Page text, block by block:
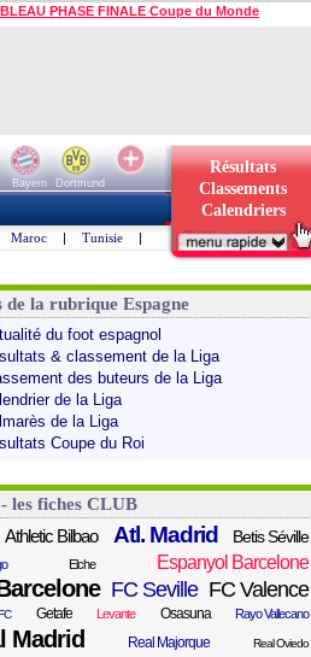
PHASE FINALE Coupe du Monde
Bayern
Dortmund
Résultats
Classements
Calendriers
Maroc | Tunisie |
de la rubrique Espagne
du foot espagnol
& classement de la Liga
des buteurs de la Liga
de la Liga
de la Liga
Coupe du Roi
les fiches CLUB
Athletic Bilbao Atl. Madrid Betis Séville
Elche Espanyol Barcelone
FC Seville FC Valence
Getafe Levante Osasuna Rayo Vallecano
Madrid Real Majorque Real Oviedo